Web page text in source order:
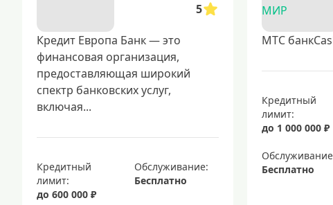
5
Кредит Европа Банк — это
финансовая организация,
предоставляющая широкий
спектр банковских услуг,
включая...
Кредитный
лимит:
до 600 000 ₽
Обслуживание:
Бесплатно
МТС
Кредитный
лимит:
до 1 000 000 ₽
Бесплатно